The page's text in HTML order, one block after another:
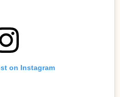
on Instagram